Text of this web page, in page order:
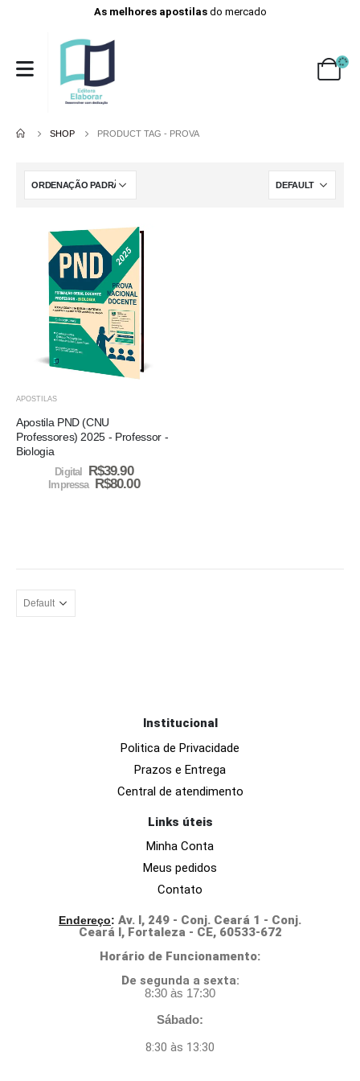
As melhores apostilasdo mercado
SHOP PRODUCT TAG - PROVA
APOSTILAS
Apostila PND (CNU
Professores) 2025 - Professor -
Biologia
Digital R$39.90
Impressa R$80.00
Institucional
Politica de Privacidade
Prazos e Entrega
Central de atendimento
Links úteis
Minha Conta
Meus pedidos
Contato
Endereço: Av. I, 249 - Conj. Ceará 1 - Conj.
Ceará I, Fortaleza - CE, 60533-672
Horário de Funcionamento:
De segunda a sexta:
8:30 às 17:30
Sábado:
8:30 às 13:30